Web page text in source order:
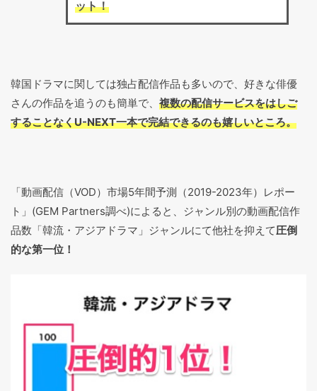
ット！
韓国ドラマに関しては独占配信作品も多いので、好きな俳優
さんの作品を追うのも簡単で、 複数の配信サービスをはしご
することなくU-NEXT一本で完結できるのも嬉しいところ。
「動画配信（VOD）市場5年間予測（2019-2023年）レポー
ト」(GEM Partners調べ)によると、ジャンル別の動画配信作
品数「韓流・アジアドラマ」ジャンルにて他社を抑えて圧倒
的な第一位！